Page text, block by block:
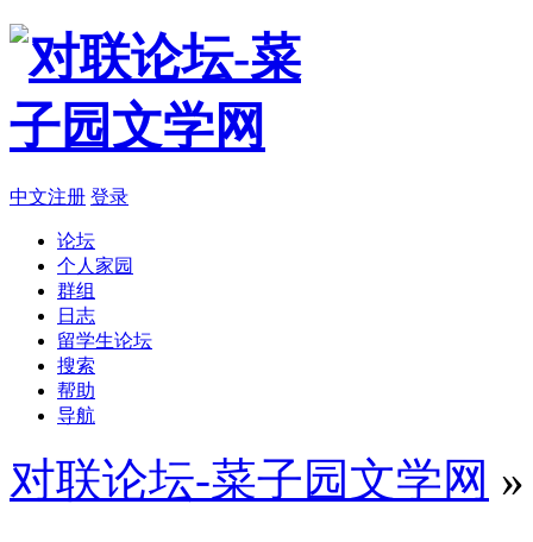
中文注册 登录
论坛
个人家园
群组
日志
留学生论坛
搜索
帮助
导航
对联论坛-菜子园文学网